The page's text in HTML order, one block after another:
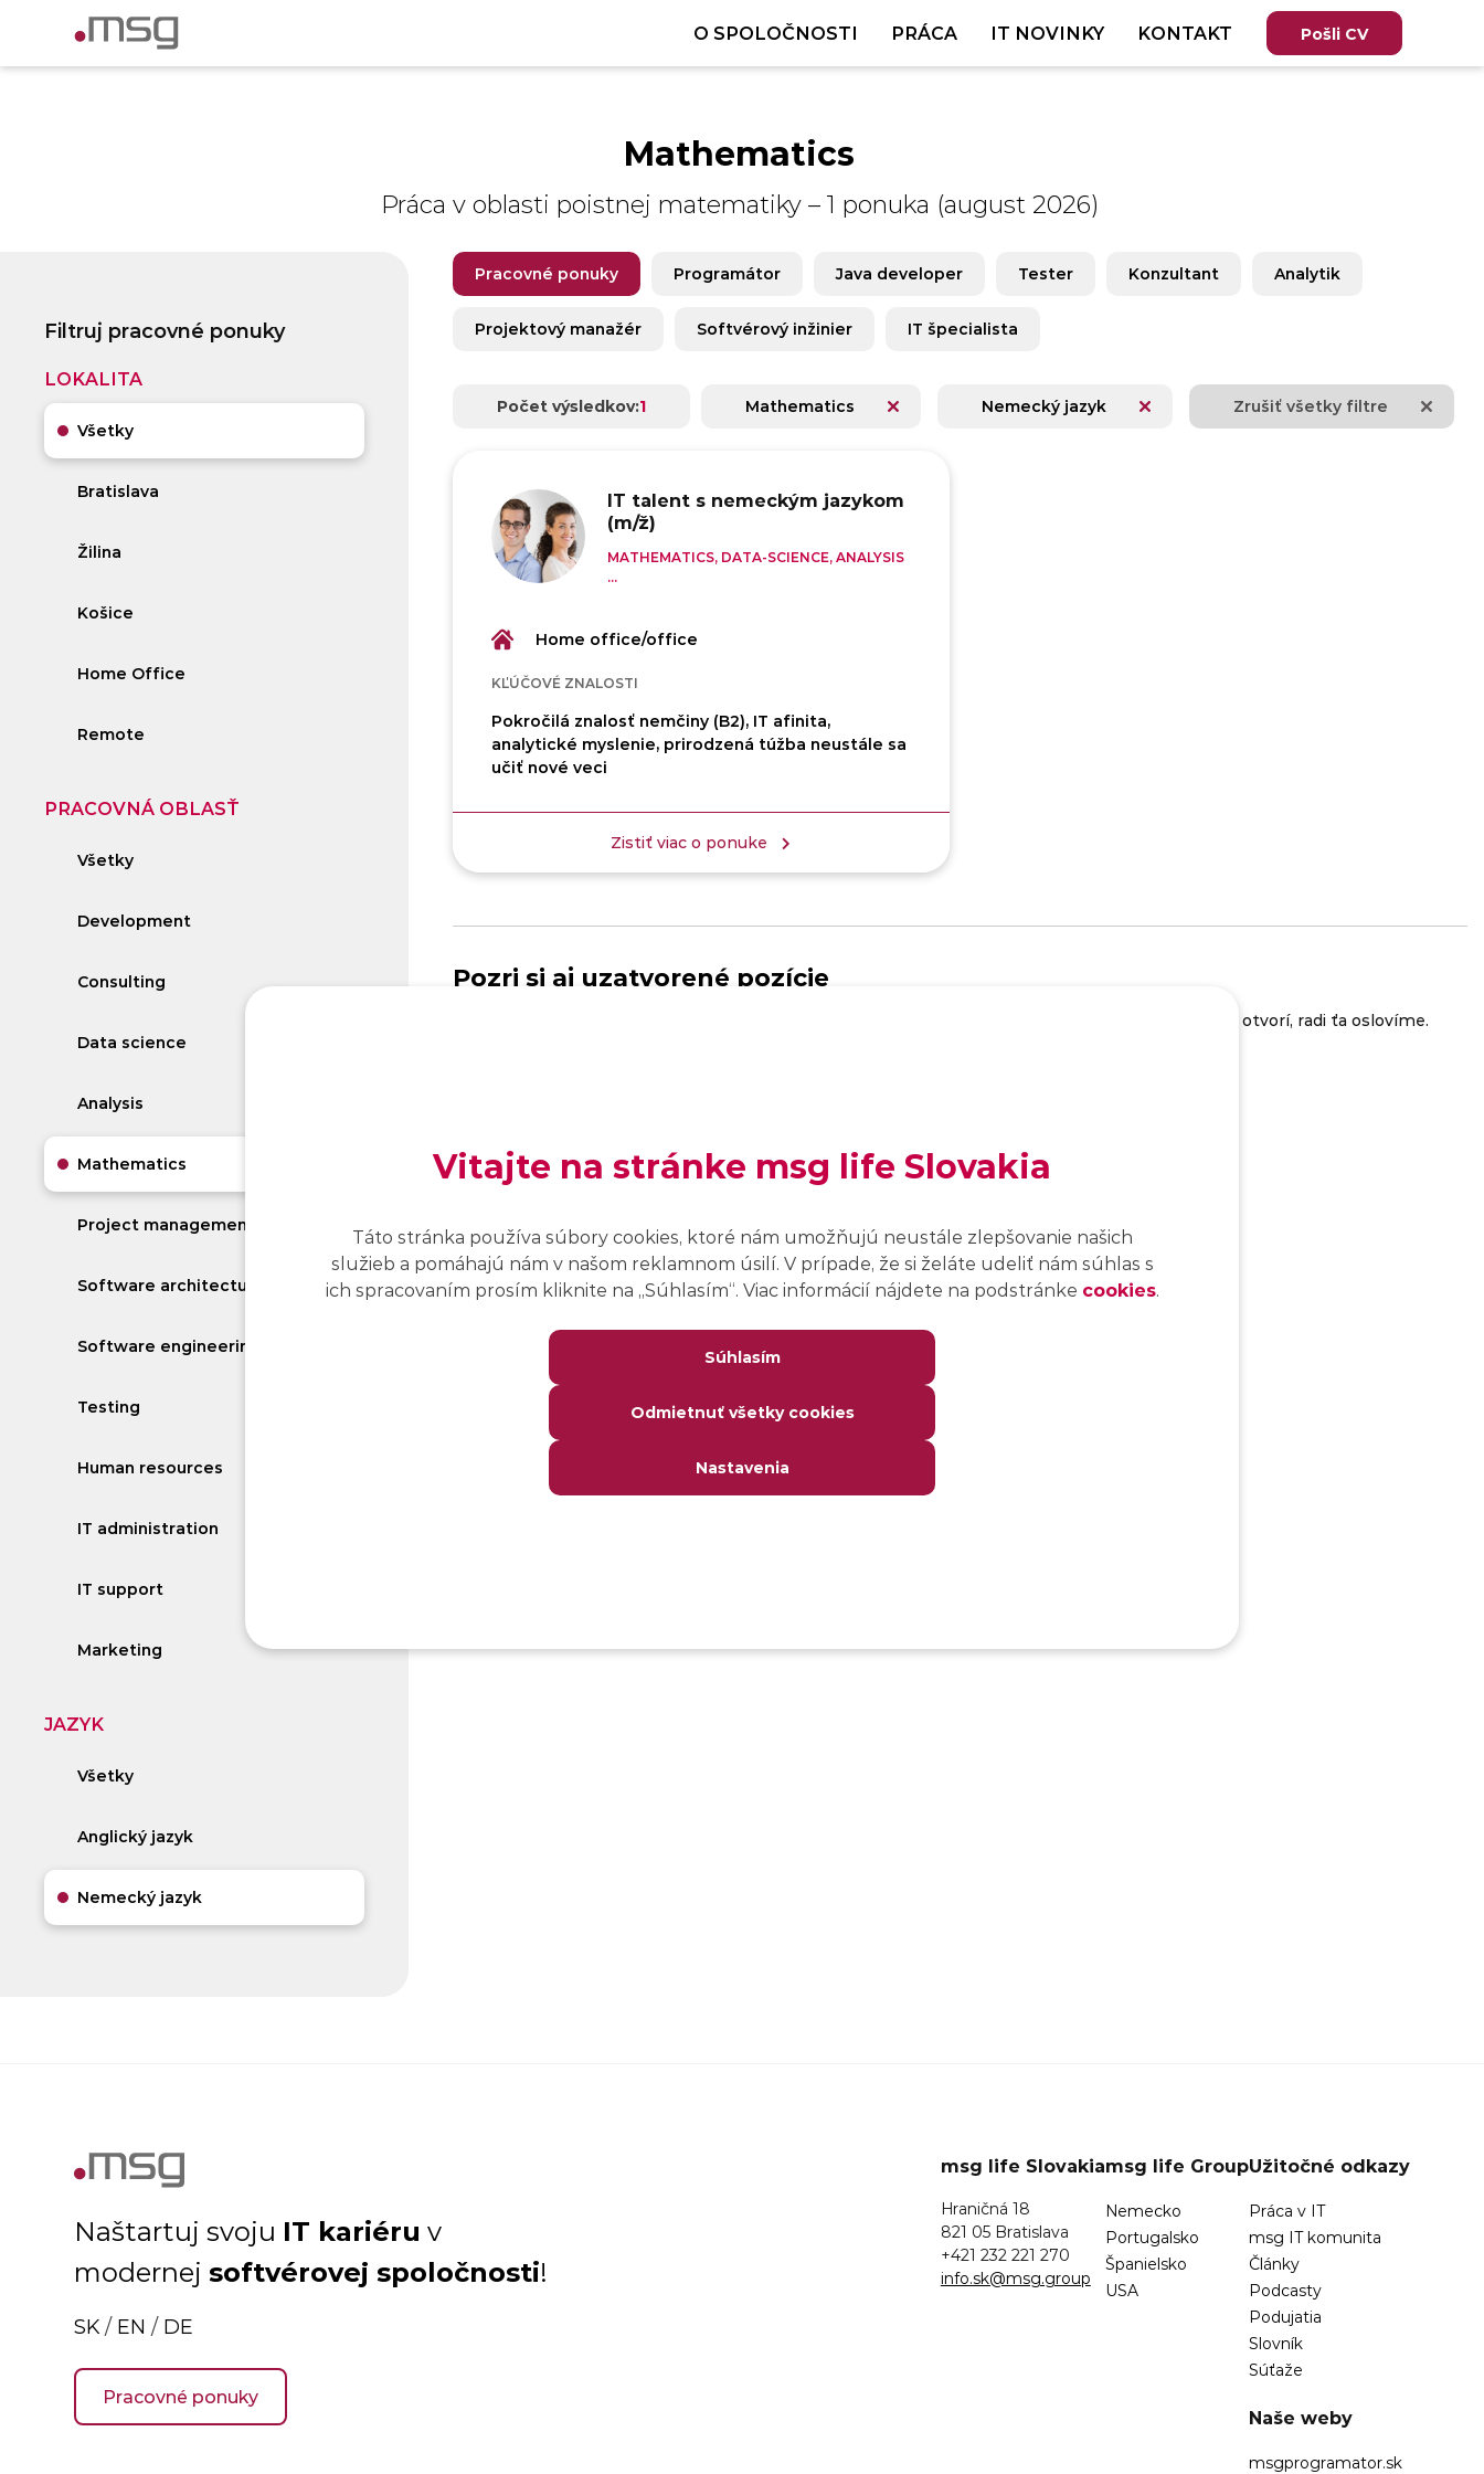
O SPOLOČNOSTI PRÁCA IT NOVINKY KONTAKT Pošli CV
Mathematics
Práca v oblasti poistnej matematiky –1 ponuka (august 2026)
Filtruj pracovné ponuky
LOKALITA
Všetky
Bratislava
Žilina
Košice
Home Office
Remote
PRACOVNÁ OBLASŤ
Všetky
Development
Consulting
Data science
Analysis
Mathematics
Project management
Software architecture
Software engineering
Testing
Human resources
IT administration
IT support
Marketing
JAZYK
Všetky
Anglický jazyk
Nemecký jazyk
Pracovné ponuky Programátor Java developer Tester Konzultant Analytik
Projektový manažér Softvérový inžinier IT špecialista
Počet výsledkov:1 Mathematics Nemecký jazyk Zrušiť všetky filtre
IT talent s nemeckým jazykom
(m/ž)
MATHEMATICS, DATA-SCIENCE, ANALYSIS
...
Home office/office
KĽÚČOVÉ ZNALOSTI
Pokročilá znalosť nemčiny (B2), IT afinita,
analytické myslenie, prirodzená túžba neustále sa
učiť nové veci
Zistiť viac o ponuke
Pozri si aj uzatvorené pozície
Myslíš si, že by si mohol byť vhodný kandidát? Pošli nám životopis a v prípade, že sa pozícia znova otvorí, radi ťa oslovíme.
MATHEMATICS, DEVELOPMENT
Home office/office, full remote
KĽÚČOVÉ ZNALOSTI
Znalosti z oblasti poistnej matematiky, záujem o
programovanie v Jave, nemčina (B1) a angličtina
Zistiť viac o ponuke
Naštartuj svoju IT kariéru v
modernejsoftvérovej spoločnosti!
SK / EN / DE
Pracovné ponuky
msg life Slovakia
Hraničná 18
821 05 Bratislava
+421 232 221 270
info.sk@msg.group
msg life Group
Nemecko
Portugalsko
Španielsko
USA
Užitočné odkazy
Práca v IT
msg IT komunita
Články
Podcasty
Podujatia
Slovník
Súťaže
Naše weby
msgprogramator.sk
Vitajte na stránke msg life Slovakia
Táto stránka používa súbory cookies, ktoré nám umožňujú neustále zlepšovanie našich
služieb a pomáhajú nám v našom reklamnom úsilí. V prípade, že si želáte udeliť nám súhlas s
ich spracovaním prosím kliknite na ,,Súhlasím“. Viac informácií nájdete na podstránke cookies.
Súhlasím
Odmietnuť všetky cookies
Nastavenia